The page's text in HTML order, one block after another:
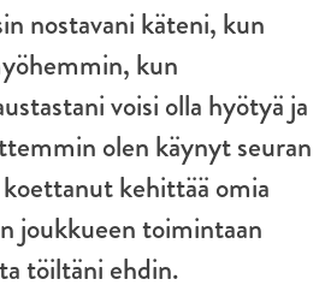
nostavani käteni, kun
kun
voisi olla hyötyä ja
olen käynyt seuran
kehittää omia
joukkueen toimintaan
töiltäni ehdin.